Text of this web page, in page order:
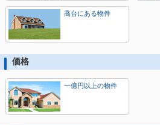
高台にある物件
価格
一億円以上の物件